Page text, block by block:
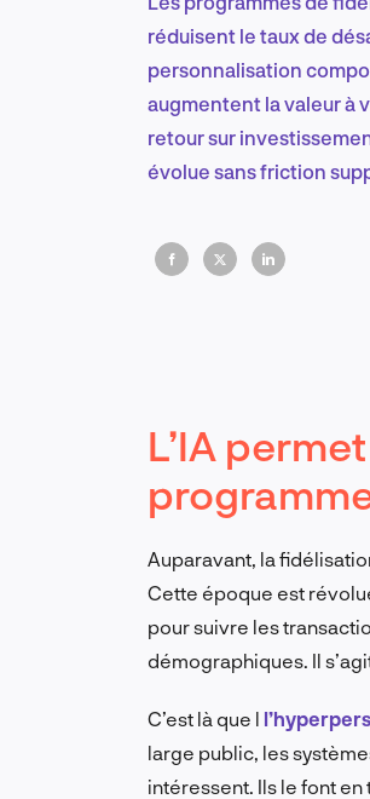
réduisent le taux de
personnalisation
augmentent la valeur à
retour sur
évolue sans friction
L’IA
Auparavant, la
Cette époque est
pour suivre les
démographiques. Il
C’est là que l
large public, les
intéressent. Ils le font